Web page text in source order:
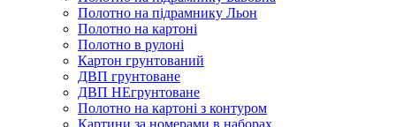
Полотно на підрамнику Льон
Полотно на картоні
Полотно в рулоні
Картон грунтований
ДВП грунтоване
ДВП НЕгрунтоване
Полотно на картоні з контуром
Картини за номерами в наборах